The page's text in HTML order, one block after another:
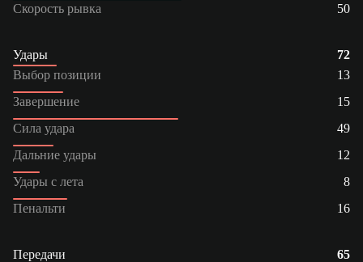
Скорость рывка
50
Удары
72
Выбор позиции
13
Завершение
15
Сила удара
49
Дальние удары
12
Удары с лета
8
Пенальти
16
Передачи
65